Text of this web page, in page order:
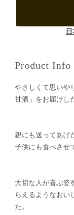
Product Info
やさしくて思いや
甘酒」をお届けし
親にも送ってあげ
子供にも食べさせ
大切な人が喜ぶ姿
らえるようなおい
た。